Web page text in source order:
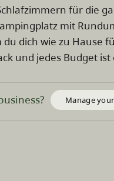
für die
mit
dich wie zu Hause
und jedes Budget ist
Manage